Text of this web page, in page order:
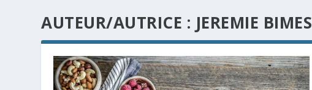
AUTEUR/AUTRICE : JEREMIE BIMES